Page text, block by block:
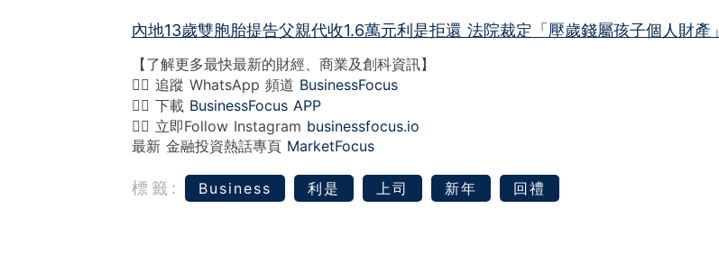
內地13歲雙胞胎提告父親代收1.6萬元利是拒還 法院裁定「壓歲錢屬孩子個人財產」
【了解更多最快最新的財經、商業及創科資訊】
👉🏻 追蹤 WhatsApp 頻道 BusinessFocus
👉🏻 下載 BusinessFocus APP
👉🏻 立即Follow Instagram businessfocus.io
最新 金融投資熱話專頁 MarketFocus
標籤: Business 利是 上司 新年 回禮